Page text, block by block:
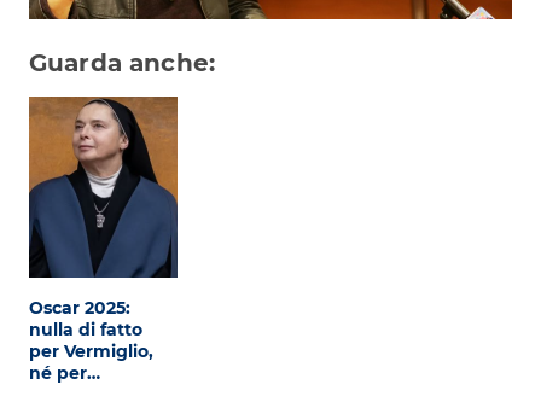
Extra
Eventi
Guarda anche:
Oscar 2025:
nulla di fatto
per Vermiglio,
né per…